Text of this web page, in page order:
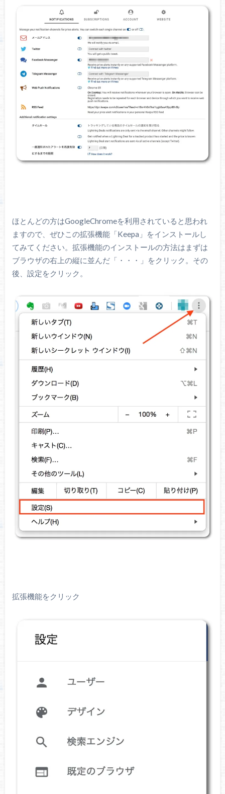
ほとんどの方はGoogleChromeを利用されていると思われ
ますので、ぜひこの拡張機能「Keepa」をインストールし
てみてください。拡張機能のインストールの方法はまずは
ブラウザの右上の縦に並んだ「・・・」をクリック。その
後、設定をクリック。
拡張機能をクリック